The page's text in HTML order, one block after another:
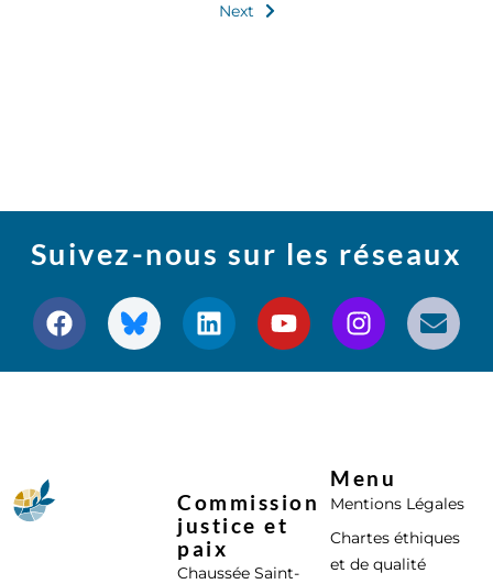
Next
Suivez-nous sur les réseaux
Commission
justice et
paix
Chaussée Saint-
Menu
Mentions Légales
Chartes éthiques
et de qualité